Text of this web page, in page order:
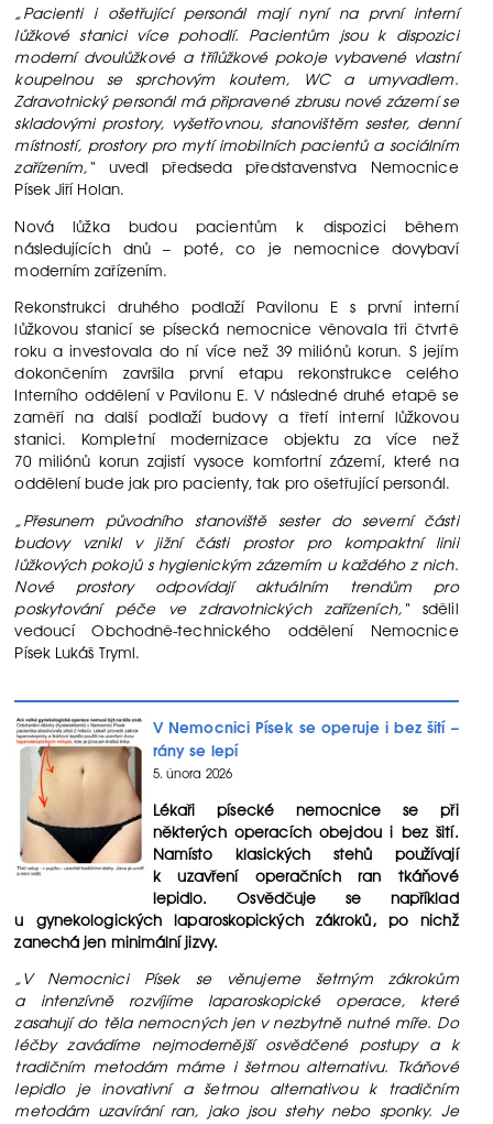
„Pacienti i ošetřující personál mají nyní na první interní
lůžkové stanici více pohodlí. Pacientům jsou k dispozici
moderní dvoulůžkové a třílůžkové pokoje vybavené vlastní
koupelnou se sprchovým koutem, WC a umyvadlem.
Zdravotnický personál má připravené zbrusu nové zázemí se
skladovými prostory, vyšetřovnou, stanovištěm sester, denní
místností, prostory pro mytí imobilních pacientů a sociálním
zařízením,“uvedl předseda představenstva Nemocnice
Písek Jiří Holan.
Nová lůžka budou pacientům k dispozici během
následujících dnů – poté, co je nemocnice dovybaví
moderním zařízením.
Rekonstrukci druhého podlaží Pavilonu E s první interní
lůžkovou stanicí se písecká nemocnice věnovala tři čtvrtě
roku a investovala do ní více než 39 miliónů korun. S jejím
dokončením završila první etapu rekonstrukce celého
Interního oddělení v Pavilonu E. V následné druhé etapě se
zaměří na další podlaží budovy a třetí interní lůžkovou
stanici. Kompletní modernizace objektu za více než
70 miliónů korun zajistí vysoce komfortní zázemí, které na
oddělení bude jak pro pacienty, tak pro ošetřující personál.
„Přesunem původního stanoviště sester do severní části
budovy vznikl v jižní části prostor pro kompaktní linii
lůžkových pokojů s hygienickým zázemím u každého z nich.
Nové prostory odpovídají aktuálním trendům pro
poskytování péče ve zdravotnických zařízeních,“sdělil
vedoucí Obchodně-technického oddělení Nemocnice
Písek Lukáš Tryml.
V Nemocnici Písek se operuje i bez šití –
rány se lepí
5. února 2026
Lékaři písecké nemocnice se při
některých operacích obejdou i bez šití.
Namísto klasických stehů používají
k uzavření operačních ran tkáňové
lepidlo. Osvědčuje se například
u gynekologických laparoskopických zákroků, po nichž
zanechá jen minimální jizvy.
„V Nemocnici Písek se věnujeme šetrným zákrokům
a intenzívně rozvíjíme laparoskopické operace, které
zasahují do těla nemocných jen v nezbytně nutné míře. Do
léčby zavádíme nejmodernější osvědčené postupy a k
tradičním metodám máme i šetrnou alternativu. Tkáňové
lepidlo je inovativní a šetrnou alternativou k tradičním
metodám uzavírání ran, jako jsou stehy nebo sponky. Je